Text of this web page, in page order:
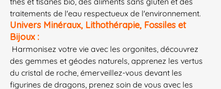
traitements de l'eau respectueux de l'environnement.
Univers Minéraux, Lithothérapie, Fossiles et
Bijoux :
Harmonisez votre vie avec les orgonites, découvrez
des gemmes et géodes naturels, apprenez les vertus
du cristal de roche, émerveillez-vous devant les
figurines de dragons, prenez soin de vous avec les